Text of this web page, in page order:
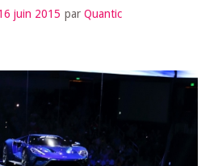
juin 2015 par Quantic